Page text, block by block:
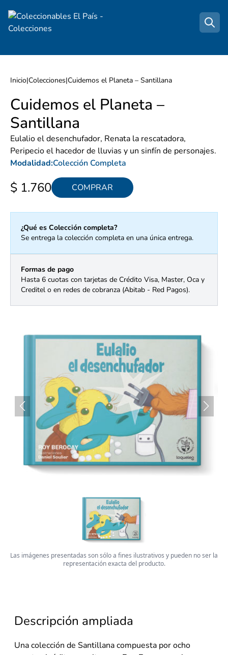
Inicio|Colecciones|Cuidemos el Planeta – Santillana
Las imágenes presentadas son sólo a fines ilustrativos y pueden no ser la
representación exacta del producto.
Descripción ampliada
Una colección de Santillana compuesta por ocho
Cuidemos el Planeta –
Santillana
Eulalio el desenchufador, Renata la rescatadora,
Peripecio el hacedor de lluvias y un sinfín de personajes.
Modalidad:Colección Completa
$ 1.760 COMPRAR
¿Qué es Colección completa?
Se entrega la colección completa en una única entrega.
Formas de pago
Hasta 6 cuotas con tarjetas de Crédito Visa, Master, Oca y
Creditel o en redes de cobranza (Abitab - Red Pagos).